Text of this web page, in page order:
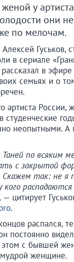
у
они
по мелочам.
Гуськов,
в сериале
в эфире
семьях и о
артиста России,
неопытными. А
Таней по всяким
с закрытой
так: не я
кого
— цитирует
.
распался,
постоянно
с бывшей
мудрой женщине.